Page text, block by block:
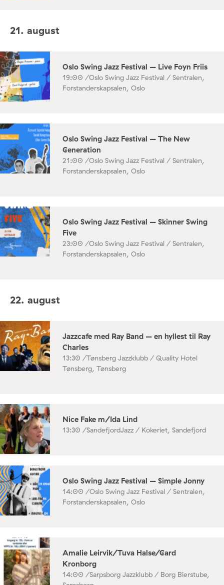
21. august
Oslo Swing Jazz Festival – Live Foyn Friis
19:00 /Oslo Swing Jazz Festival / Sentralen,
Forstanderskapsalen, Oslo
Oslo Swing Jazz Festival – The New
Generation
21:00 /Oslo Swing Jazz Festival / Sentralen,
Forstanderskapsalen, Oslo
Oslo Swing Jazz Festival – Skinner Swing
Five
23:00 /Oslo Swing Jazz Festival / Sentralen,
Forstanderskapsalen, Oslo
22. august
Jazzcafe med Ray Band – en hyllest til Ray
Charles
13:30 /Tønsberg Jazzklubb / Quality Hotel
Tønsberg, Tønsberg
Nice Fake m/Ida Lind
13:30 /SandefjordJazz / Kokeriet, Sandefjord
Oslo Swing Jazz Festival – Simple Jonny
14:00 /Oslo Swing Jazz Festival / Sentralen,
Forstanderskapsalen, Oslo
Amalie Leirvik/Tuva Halse/Gard
Kronborg
14:00 /Sarpsborg Jazzklubb / Borg Bierstube,